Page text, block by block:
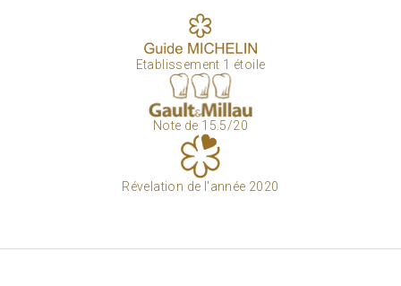
Etablissement 1 étoile
Note de 15.5/20
Révelation de l'année 2020